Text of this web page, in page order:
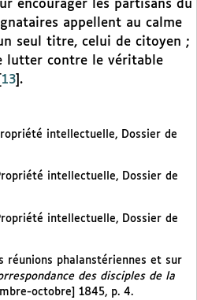
encourager les partisans du
appellent au calme
seul titre, celui de citoyen ;
lutter contre le véritable
13 .
intellectuelle, Dossier de
intellectuelle, Dossier de
intellectuelle, Dossier de
réunions phalanstériennes et sur
des disciples de la
octobre] 1845, p. 4.